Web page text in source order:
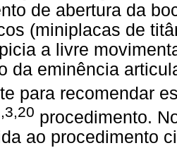
de abertura da
(miniplacas de
a livre
da eminência
para recomendar
procedimento.
ao procedimento